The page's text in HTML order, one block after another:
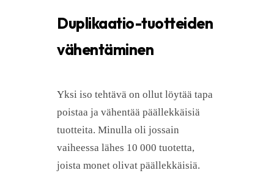
Duplikaatio-tuotteiden
vähentäminen
Yksi iso tehtävä on ollut löytää tapa
poistaa ja vähentää päällekkäisiä
tuotteita. Minulla oli jossain
vaiheessa lähes 10 000 tuotetta,
joista monet olivat päällekkäisiä.